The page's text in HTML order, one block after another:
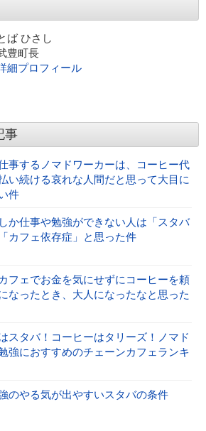
ば ひさし
豊町長
細プロフィール
事
事するノマドワーカーは、コーヒー代
い続ける哀れな人間だと思って大目に
件
か仕事や勉強ができない人は「スタバ
カフェ依存症」と思った件
フェでお金を気にせずにコーヒーを頼
なったとき、大人になったなと思った
スタバ！コーヒーはタリーズ！ノマド
強におすすめのチェーンカフェランキ
のやる気が出やすいスタバの条件